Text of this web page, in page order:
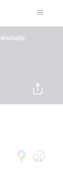
Anatolijs